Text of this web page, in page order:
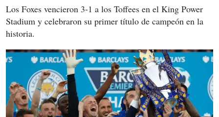
Los Foxes vencieron 3-1 a los Toffees en el King Power
Stadium y celebraron su primer título de campeón en la
historia.